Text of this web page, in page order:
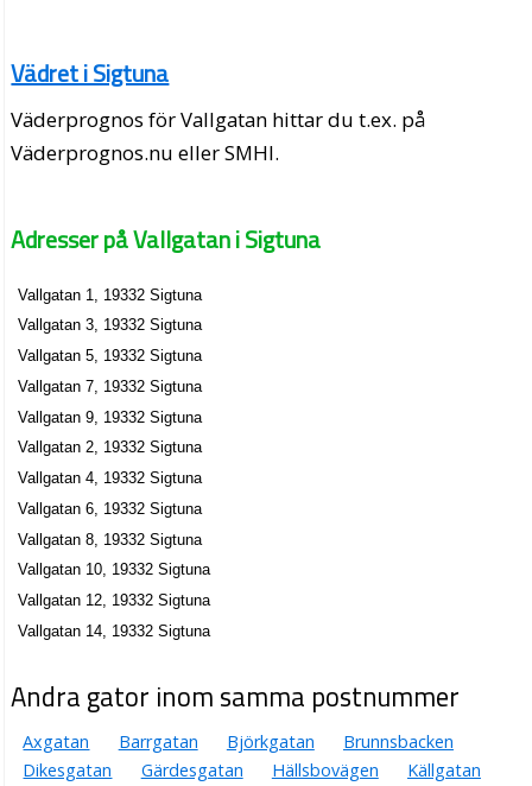
Vädret i Sigtuna
Väderprognos för Vallgatan hittar du t.ex. på
Väderprognos.nu eller SMHI.
Adresser på Vallgatan i Sigtuna
Vallgatan 1, 19332 Sigtuna
Vallgatan 3, 19332 Sigtuna
Vallgatan 5, 19332 Sigtuna
Vallgatan 7, 19332 Sigtuna
Vallgatan 9, 19332 Sigtuna
Vallgatan 2, 19332 Sigtuna
Vallgatan 4, 19332 Sigtuna
Vallgatan 6, 19332 Sigtuna
Vallgatan 8, 19332 Sigtuna
Vallgatan 10, 19332 Sigtuna
Vallgatan 12, 19332 Sigtuna
Vallgatan 14, 19332 Sigtuna
Andra gator inom samma postnummer
Axgatan Barrgatan Björkgatan
Brunnsbacken
Dikesgatan
Gärdesgatan Hällsbovägen
Källgatan